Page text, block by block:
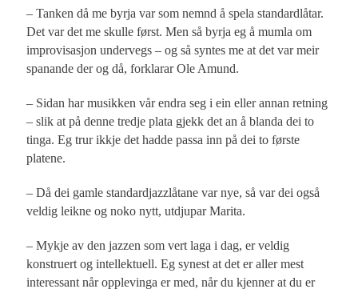
– Tanken då me byrja var som nemnd å spela standardlåtar.
Det var det me skulle først. Men så byrja eg å mumla om
improvisasjon undervegs – og så syntes me at det var meir
spanande der og då, forklarar Ole Amund.
– Sidan har musikken vår endra seg i ein eller annan retning
– slik at på denne tredje plata gjekk det an å blanda dei to
tinga. Eg trur ikkje det hadde passa inn på dei to første
platene.
– Då dei gamle standardjazzlåtane var nye, så var dei også
veldig leikne og noko nytt, utdjupar Marita.
– Mykje av den jazzen som vert laga i dag, er veldig
konstruert og intellektuell. Eg synest at det er aller mest
interessant når opplevinga er med, når du kjenner at du er